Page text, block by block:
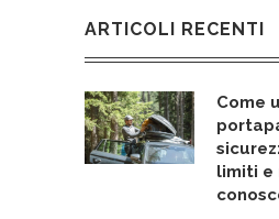
ARTICOLI RECENTI
Come
limiti e